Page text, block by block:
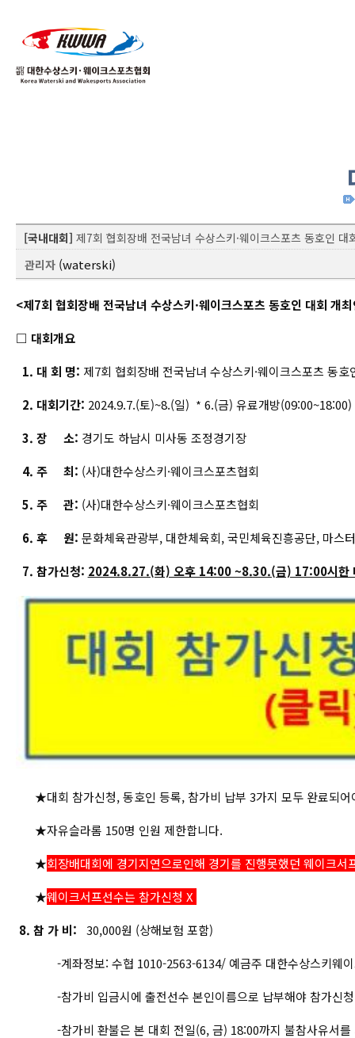
[국내대회] 제7회 협회장배 전국남녀 수상스키·웨이크스포츠 동호인 대
관리자(waterski)
<제7회 협회장배 전국남녀 수상스키·웨이크스포츠 동호인 대회 개
□ 대회개요
1. 대 회 명: 제7회 협회장배 전국남녀 수상스키·웨이크스포츠 동호
2. 대회기간: 2024.9.7.(토)~8.(일) * 6.(금) 유료개방(09:00~18:00)
3. 장 소: 경기도 하남시 미사동 조정경기장
4. 주 최: (사)대한수상스키·웨이크스포츠협회
5. 주 관: (사)대한수상스키·웨이크스포츠협회
6. 후 원: 문화체육관광부, 대한체육회, 국민체육진흥공단, 마스
7. 참가신청: 2024.8.27.(화) 오후 14:00 ~8.30.(금) 17:00시한
★대회 참가신청, 동호인 등록, 참가비 납부 3가지 모두 완료되어
★자유슬라롬 150명 인원 제한합니다.
★회장배대회에 경기지연으로인해 경기를 진행못했던 웨이크
★웨이크서프선수는 참가신청 X
8. 참 가 비: 30,000원 (상해보험 포함)
-계좌정보: 수협 1010-2563-6134/ 예금주 대한수상스키웨이
-참가비 입금시에 출전선수 본인이름으로 납부해야 참가신청
-참가비 환불은 본 대회 전일(6, 금) 18:00까지 불참사유서를